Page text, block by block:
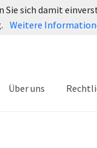
Über uns
sich damit
Weitere